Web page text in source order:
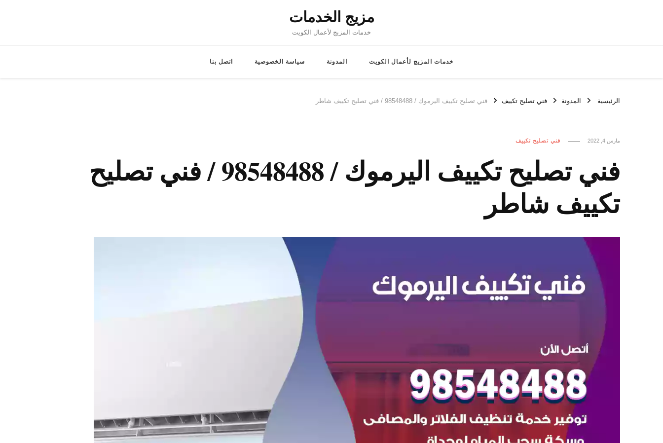
مزيج الخدمات
خدمات المزيج لأعمال الكويت
خدمات المزيج لأعمال الكويت المدونة سياسة الخصوصية اتصل بنا
الرئيسية المدونة فني تصليح تكييف فني تصليح تكييف اليرموك / 98548488 / فني تصليح تكييف شاطر
مارس 4, 2022 فني تصليح تكييف
فني تصليح تكييف اليرموك / 98548488 / فني تصليح
تكييف شاطر